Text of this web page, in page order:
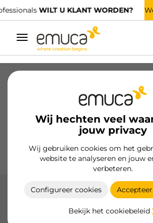
We hebben gespecialiseerde distributeurs.
Umschaltbare
Navigation
Wij hechten veel
jouw privacy
Wij gebruiken cookies om het
website te analyseren en jouw
verbeteren.
Configureer cookies
Bekijk het cookiebeleid
Geleiders voor laden
Glijders Keuken
Handgrepen
Presentatiemeubels
Scharnieren X91N
Emuca's X91N scharnieren, vervaardigd